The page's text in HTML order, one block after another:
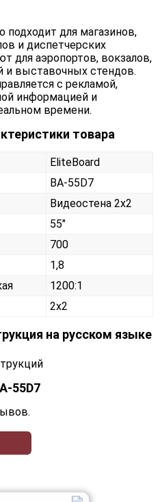
подходит для магазинов,
и диспетчерских
для аэропортов, вокзалов,
и выставочных стендов.
с рекламой,
информацией и
времени.
товара
EliteBoard
BA-55D7
Видеостена 2х2
55"
700
1,8
1200:1
2x2
на русском языке
55D7